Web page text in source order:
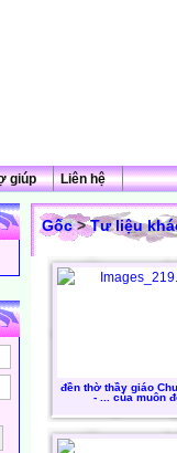
giúp Liên hệ
Gốc>Tư liệu
đền thờ thầy giáo
- ... của muôn